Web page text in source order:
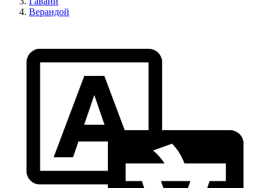
Верандой